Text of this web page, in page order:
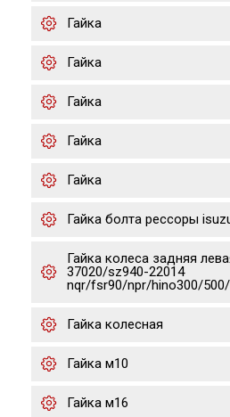
Гайка
Гайка
Гайка
Гайка
Гайка
Гайка болта рессоры
Гайка колеса задняя
37020/sz940-22014
nqr/fsr90/npr/hino300/
Гайка колесная
Гайка м10
Гайка м16